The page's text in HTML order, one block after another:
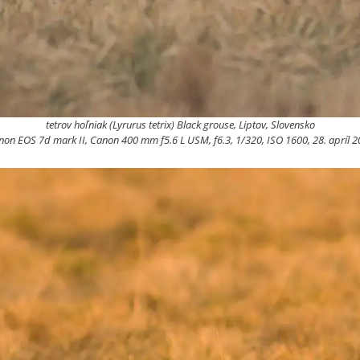
tetrov hoľniak (Lyrurus tetrix) Black grouse, Liptov, Slovensko
EOS 7d mark II, Canon 400 mm f5.6 L USM, f6.3, 1/320, ISO 1600, 28. apríl